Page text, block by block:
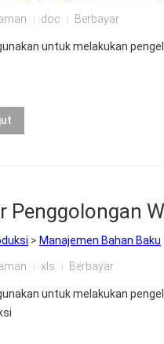
doc Berbayar
untuk melakukan
Penggolongan
> Manajemen Bahan Baku
xls Berbayar
untuk melakukan